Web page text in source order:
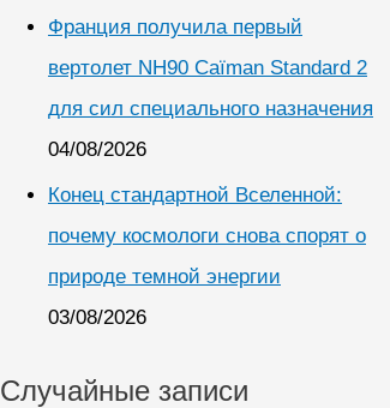
Франция получила первый
вертолет NH90 Caïman Standard 2
для сил специального назначения
04/08/2026
Конец стандартной Вселенной:
почему космологи снова спорят о
природе темной энергии
03/08/2026
Случайные записи